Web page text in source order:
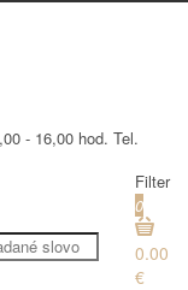
- 16,00 hod. Tel.
Filter
0
0.00
€